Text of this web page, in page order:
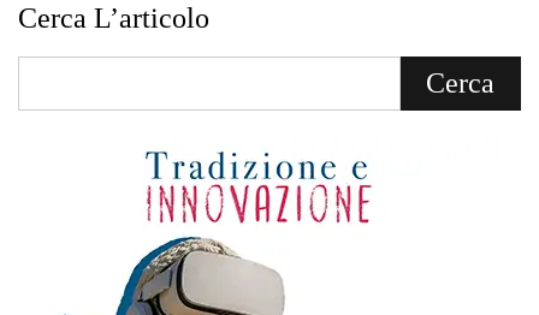
Cerca L’articolo